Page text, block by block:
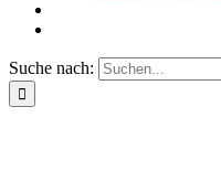
Suche nach: